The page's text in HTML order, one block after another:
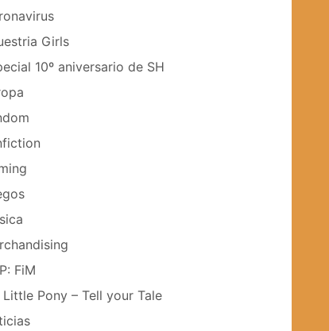
Girls
10º aniversario de SH
FiM
Little Pony – Tell your Tale